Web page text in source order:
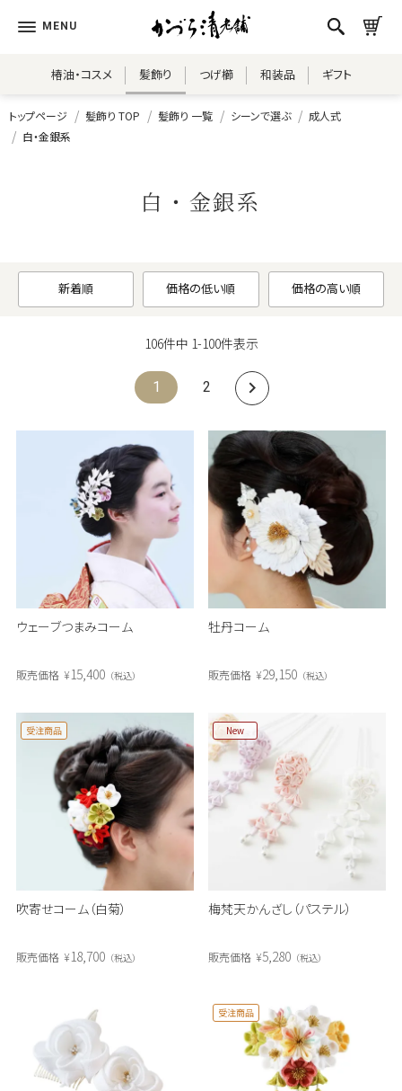
椿油・コスメ 髪飾り つげ櫛 和装品 ギフト
トップページ 髪飾り TOP 髪飾り 一覧 シーンで選ぶ
成人式
白・金銀系
白・金銀系
新着順 価格の低い順 価格の高い順
106件中 1-100件表示
1 2
ウェーブつまみコーム
販売価格 ¥15,400 税込
牡丹コーム
販売価格 ¥29,150 税込
吹寄せコーム（白菊）
受注商品
販売価格 ¥18,700 税込
梅梵天かんざし（パステル）
New
販売価格 ¥5,280 税込
受注商品